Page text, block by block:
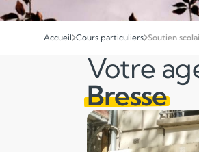
Accueil Cours particuliers Soutien
Votre
Bresse